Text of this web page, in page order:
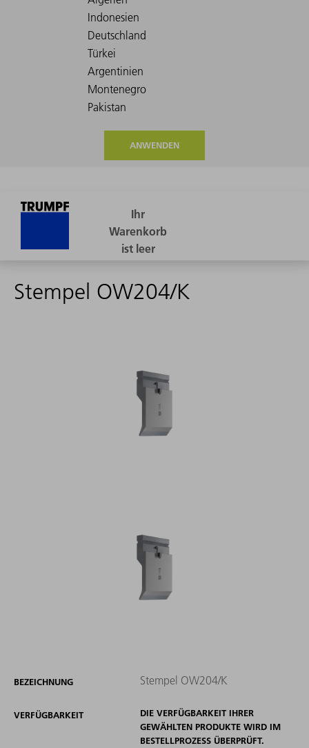
ANWENDEN
Stempel OW204/K
BEZEICHNUNG Stempel OW204/K
VERFÜGBARKEIT
DIE VERFÜGBARKEIT IHRER
GEWÄHLTEN PRODUKTE WIRD IM
BESTELLPROZESS ÜBERPRÜFT.